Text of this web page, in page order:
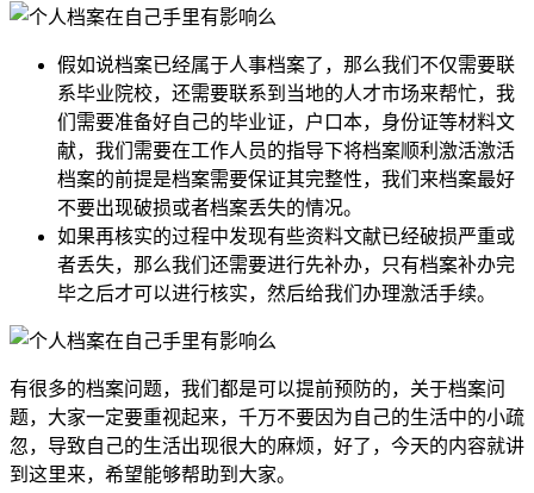
假如说档案已经属于人事档案了，那么我们不仅需要联
系毕业院校，还需要联系到当地的人才市场来帮忙，我
们需要准备好自己的毕业证，户口本，身份证等材料文
献，我们需要在工作人员的指导下将档案顺利激活激活
档案的前提是档案需要保证其完整性，我们来档案最好
不要出现破损或者档案丢失的情况。
如果再核实的过程中发现有些资料文献已经破损严重或
者丢失，那么我们还需要进行先补办，只有档案补办完
毕之后才可以进行核实，然后给我们办理激活手续。
有很多的档案问题，我们都是可以提前预防的，关于档案问
题，大家一定要重视起来，千万不要因为自己的生活中的小疏
忽，导致自己的生活出现很大的麻烦，好了，今天的内容就讲
到这里来，希望能够帮助到大家。